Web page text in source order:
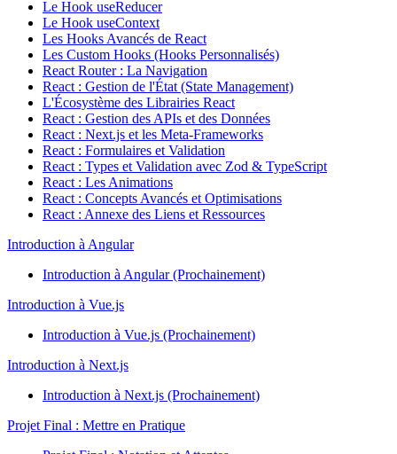
Le Hook useReducer
Le Hook useContext
Les Hooks Avancés de React
Les Custom Hooks (Hooks Personnalisés)
React Router : La Navigation
React : Gestion de l'État (State Management)
L'Écosystème des Librairies React
React : Gestion des APIs et des Données
React : Next.js et les Meta-Frameworks
React : Formulaires et Validation
React : Types et Validation avec Zod & TypeScript
React : Les Animations
React : Concepts Avancés et Optimisations
React : Annexe des Liens et Ressources
Introduction à Angular
Introduction à Angular (Prochainement)
Introduction à Vue.js
Introduction à Vue.js (Prochainement)
Introduction à Next.js
Introduction à Next.js (Prochainement)
Projet Final : Mettre en Pratique